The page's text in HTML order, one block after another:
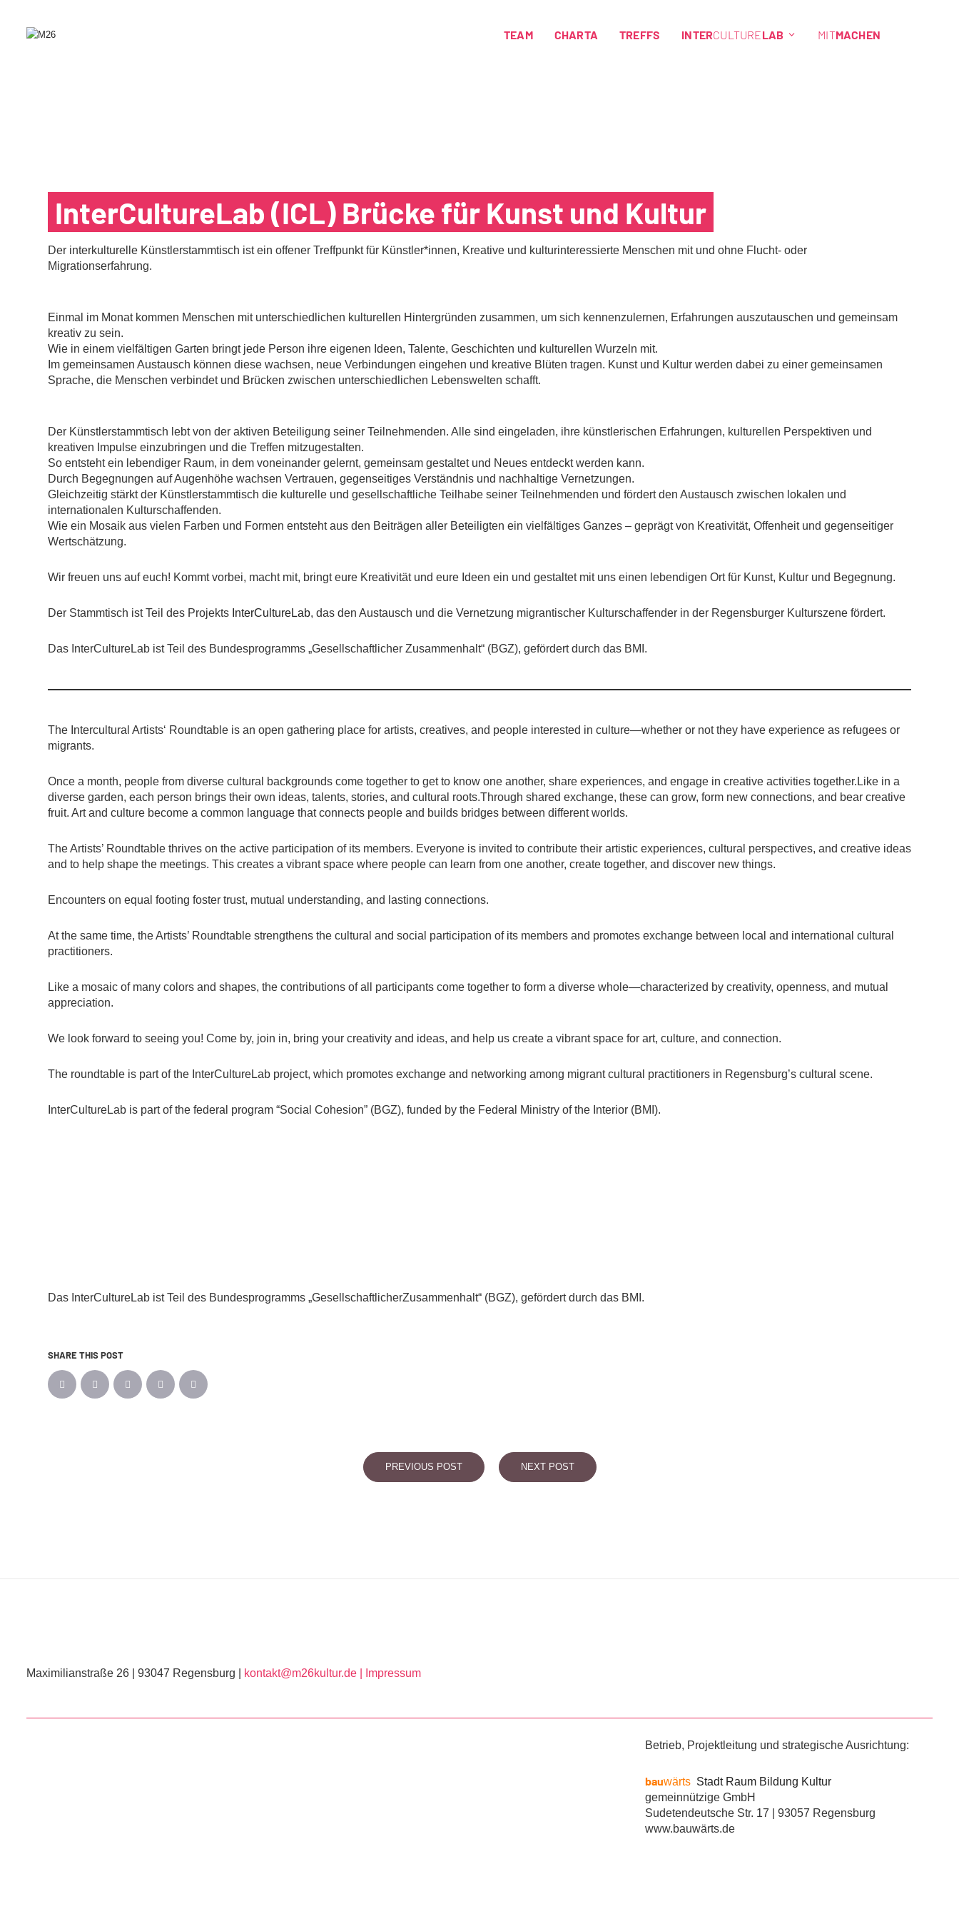
TEAM CHARTA TREFFS INTERCULTURELAB MITMACHEN
InterCultureLab (ICL) Brücke für Kunst und Kultur
Der interkulturelle Künstlerstammtisch ist ein offener Treffpunkt für Künstler*innen, Kreative und kulturinteressierte Menschen mit und ohne Flucht- oder
Migrationserfahrung.
Einmal im Monat kommen Menschen mit unterschiedlichen kulturellen Hintergründen zusammen, um sich kennenzulernen, Erfahrungen auszutauschen und gemeinsam
kreativ zu sein.
Wie in einem vielfältigen Garten bringt jede Person ihre eigenen Ideen, Talente, Geschichten und kulturellen Wurzeln mit.
Im gemeinsamen Austausch können diese wachsen, neue Verbindungen eingehen und kreative Blüten tragen. Kunst und Kultur werden dabei zu einer gemeinsamen
Sprache, die Menschen verbindet und Brücken zwischen unterschiedlichen Lebenswelten schafft.
Der Künstlerstammtisch lebt von der aktiven Beteiligung seiner Teilnehmenden. Alle sind eingeladen, ihre künstlerischen Erfahrungen, kulturellen Perspektiven und
kreativen Impulse einzubringen und die Treffen mitzugestalten.
So entsteht ein lebendiger Raum, in dem voneinander gelernt, gemeinsam gestaltet und Neues entdeckt werden kann.
Durch Begegnungen auf Augenhöhe wachsen Vertrauen, gegenseitiges Verständnis und nachhaltige Vernetzungen.
Gleichzeitig stärkt der Künstlerstammtisch die kulturelle und gesellschaftliche Teilhabe seiner Teilnehmenden und fördert den Austausch zwischen lokalen und
internationalen Kulturschaffenden.
Wie ein Mosaik aus vielen Farben und Formen entsteht aus den Beiträgen aller Beteiligten ein vielfältiges Ganzes – geprägt von Kreativität, Offenheit und gegenseitiger
Wertschätzung.
Wir freuen uns auf euch! Kommt vorbei, macht mit, bringt eure Kreativität und eure Ideen ein und gestaltet mit uns einen lebendigen Ort für Kunst, Kultur und Begegnung.
Der Stammtisch ist Teil des Projekts InterCultureLab, das den Austausch und die Vernetzung migrantischer Kulturschaffender in der Regensburger Kulturszene fördert.
Das InterCultureLab ist Teil des Bundesprogramms „Gesellschaftlicher Zusammenhalt“ (BGZ), gefördert durch das BMI.
The Intercultural Artists‘ Roundtable is an open gathering place for artists, creatives, and people interested in culture—whether or not they have experience as refugees or
migrants.
Once a month, people from diverse cultural backgrounds come together to get to know one another, share experiences, and engage in creative activities together.Like in a
diverse garden, each person brings their own ideas, talents, stories, and cultural roots.Through shared exchange, these can grow, form new connections, and bear creative
fruit. Art and culture become a common language that connects people and builds bridges between different worlds.
The Artists’ Roundtable thrives on the active participation of its members. Everyone is invited to contribute their artistic experiences, cultural perspectives, and creative ideas
and to help shape the meetings. This creates a vibrant space where people can learn from one another, create together, and discover new things.
Encounters on equal footing foster trust, mutual understanding, and lasting connections.
At the same time, the Artists’ Roundtable strengthens the cultural and social participation of its members and promotes exchange between local and international cultural
practitioners.
Like a mosaic of many colors and shapes, the contributions of all participants come together to form a diverse whole—characterized by creativity, openness, and mutual
appreciation.
We look forward to seeing you! Come by, join in, bring your creativity and ideas, and help us create a vibrant space for art, culture, and connection.
The roundtable is part of the InterCultureLab project, which promotes exchange and networking among migrant cultural practitioners in Regensburg’s cultural scene.
InterCultureLab is part of the federal program “Social Cohesion” (BGZ), funded by the Federal Ministry of the Interior (BMI).
Das InterCultureLab ist Teil des Bundesprogramms „GesellschaftlicherZusammenhalt“ (BGZ), gefördert durch das BMI.
SHARE THIS POST
PREVIOUS POST NEXT POST
Maximilianstraße 26 | 93047 Regensburg | kontakt@m26kultur.de | Impressum
Betrieb, Projektleitung und strategische Ausrichtung:
bauwärtsStadt Raum Bildung Kultur
gemeinnützige GmbH
Sudetendeutsche Str. 17 | 93057 Regensburg
www.bauwärts.de